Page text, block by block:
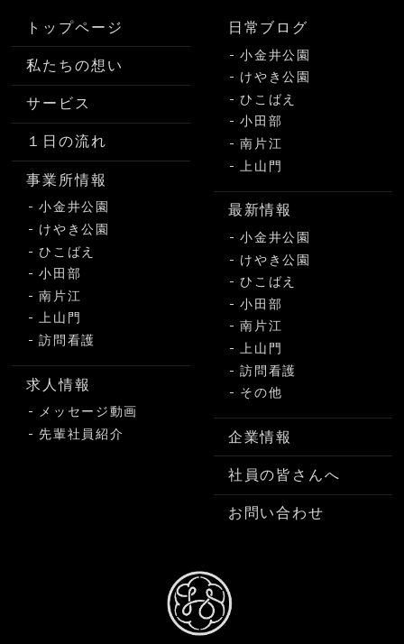
トップページ
私たちの想い
サービス
１日の流れ
事業所情報
小金井公園
けやき公園
ひこばえ
小田部
南片江
上山門
訪問看護
求人情報
メッセージ動画
先輩社員紹介
日常ブログ
小金井公園
けやき公園
ひこばえ
小田部
南片江
上山門
最新情報
小金井公園
けやき公園
ひこばえ
小田部
南片江
上山門
訪問看護
その他
企業情報
社員の皆さんへ
お問い合わせ